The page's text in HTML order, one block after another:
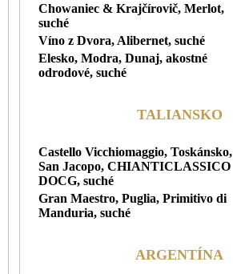
Chowaniec & Krajčírovič, Merlot,
suché
Víno z Dvora, Alibernet, suché
Elesko, Modra, Dunaj, akostné
odrodové, suché
TALIANSKO
Castello Vicchiomaggio, Toskánsko,
San Jacopo, CHIANTICLASSICO
DOCG, suché
Gran Maestro, Puglia, Primitivo di
Manduria, suché
ARGENTÍNA